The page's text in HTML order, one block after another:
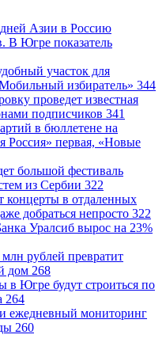
Азии в Россию
В Югре показатель
участок для
избиратель» 344
проведет известная
подписчиков 341
в бюллетене на
Россия» первая, «Новые
большой фестиваль
из Сербии 322
в отдаленных
добраться непросто 322
Уралсиб вырос на 23%
рублей превратит
дом 268
Югре будут строиться по
264
ежедневный мониторинг
260